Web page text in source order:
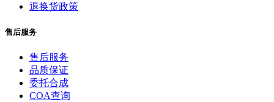
退换货政策
售后服务
售后服务
品质保证
委托合成
COA查询